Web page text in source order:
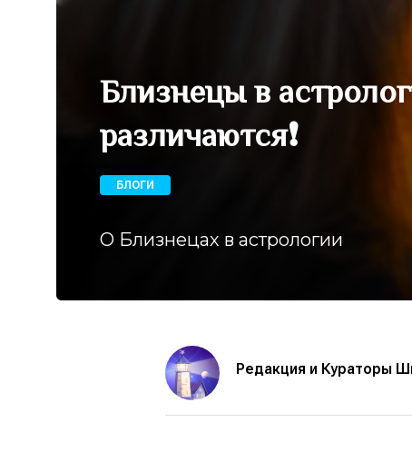
Близнецы в
различаются❗
БЛОГИ
О Близнецах в астрологии
Редакция и Кураторы